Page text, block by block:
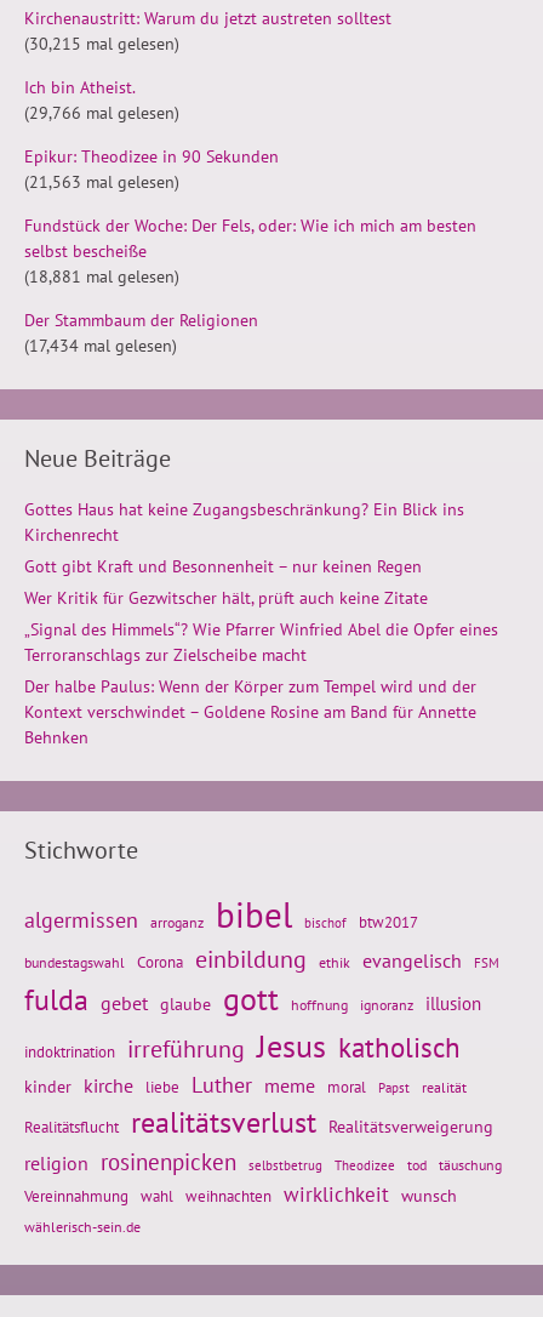
Kirchenaustritt: Warum du jetzt austreten solltest
(30,215 mal gelesen)
Ich bin Atheist.
(29,766 mal gelesen)
Epikur: Theodizee in 90 Sekunden
(21,563 mal gelesen)
Fundstück der Woche: Der Fels, oder: Wie ich mich am besten
selbst bescheiße
(18,881 mal gelesen)
Der Stammbaum der Religionen
(17,434 mal gelesen)
Neue Beiträge
Gottes Haus hat keine Zugangsbeschränkung? Ein Blick ins
Kirchenrecht
Gott gibt Kraft und Besonnenheit – nur keinen Regen
Wer Kritik für Gezwitscher hält, prüft auch keine Zitate
„Signal des Himmels“? Wie Pfarrer Winfried Abel die Opfer eines
Terroranschlags zur Zielscheibe macht
Der halbe Paulus: Wenn der Körper zum Tempel wird und der
Kontext verschwindet – Goldene Rosine am Band für Annette
Behnken
Stichworte
algermissen arroganz bibel bischof btw2017
bundestagswahl Corona einbildung ethik evangelisch FSM
fulda gebet glaube gott hoffnung ignoranz illusion
indoktrination irreführung Jesus katholisch
kinder kirche liebe Luther meme moral Papst realität
Realitätsflucht realitätsverlust Realitätsverweigerung
religion rosinenpicken selbstbetrug Theodizee tod täuschung
Vereinnahmung wahl weihnachten wirklichkeit wunsch
wählerisch-sein.de